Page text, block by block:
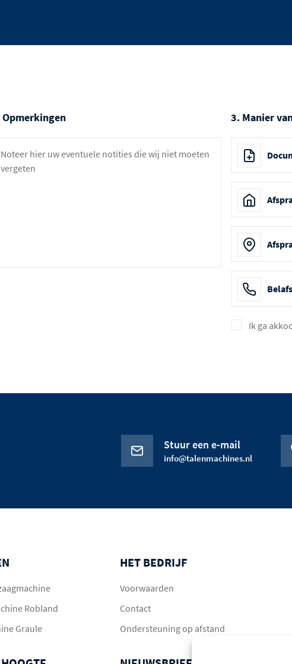
Opmerkingen 3. Manier
Ik ga
Stuur een e-mail
info@talenmachines.nl
Robland
Graule
HET BEDRIJF
Voorwaarden
Contact
Ondersteuning op afstand